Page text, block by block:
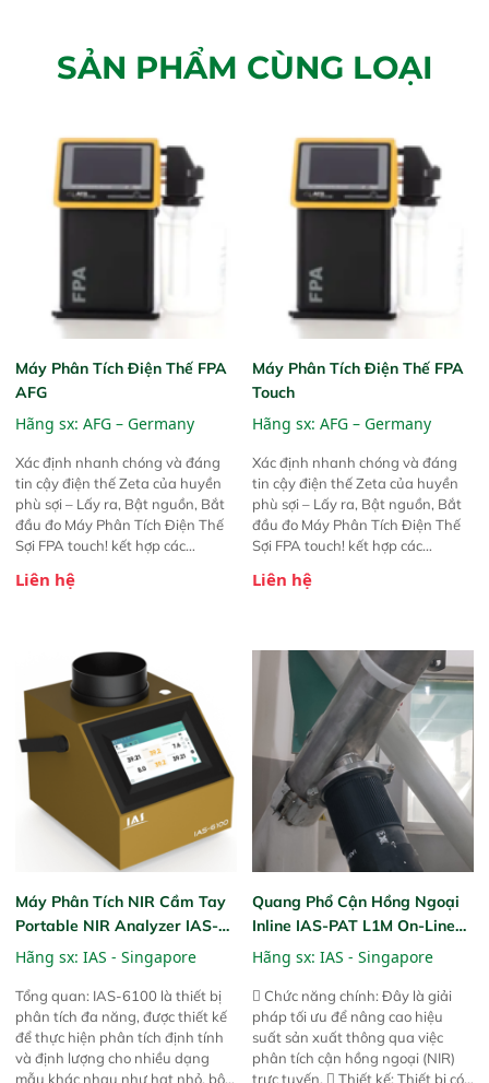
SẢN PHẨM CÙNG LOẠI
Máy Phân Tích Điện Thế FPA
AFG
Hãng sx: AFG – Germany
Xác định nhanh chóng và đáng
tin cậy điện thế Zeta của huyền
phù sợi – Lấy ra, Bật nguồn, Bắt
đầu đo Máy Phân Tích Điện Thế
Sợi FPA touch! kết hợp các
được chứng minh với sự đơn giản
trước đó. Nhưng so với các phiên
bản trước, FPA touch! nhỏ hơn và
nhẹ hơn đáng kể, đồng thời được
nâng cấp với các tính năng mới.
Liên hệ
Máy Phân Tích Điện Thế FPA
Touch
Hãng sx: AFG – Germany
Xác định nhanh chóng và đáng
tin cậy điện thế Zeta của huyền
phù sợi – Lấy ra, Bật nguồn, Bắt
đầu đo Máy Phân Tích Điện Thế
Sợi FPA touch! kết hợp các
được chứng minh với sự đơn giản
trước đó. Nhưng so với các phiên
bản trước, FPA touch! nhỏ hơn và
nhẹ hơn đáng kể, đồng thời được
nâng cấp với các tính năng mới.
Liên hệ
Máy Phân Tích NIR Cầm Tay
Portable NIR Analyzer IAS-
6100
Hãng sx: IAS - Singapore
Tổng quan: IAS-6100 là thiết bị
phân tích đa năng, được thiết kế
để thực hiện phân tích định tính
và định lượng cho nhiều dạng
mẫu khác nhau như hạt nhỏ, bột,
Quang Phổ Cận Hồng Ngoại
Inline IAS-PAT L1M On-Line
NIR
Hãng sx: IAS - Singapore
 Chức năng chính: Đây là giải
pháp tối ưu để nâng cao hiệu
suất sản xuất thông qua việc
phân tích cận hồng ngoại (NIR)
trực tuyến.  Thiết kế: Thiết bị có